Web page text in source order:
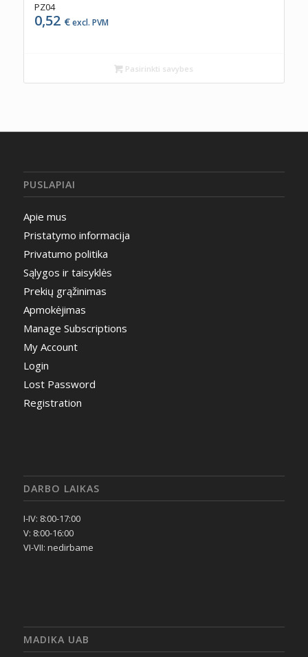
PZ04
0,52 €excl. PVM
Pasirinkti savybes
PUSLAPIAI
Apie mus
Pristatymo informacija
Privatumo politika
Sąlygos ir taisyklės
Prekių grąžinimas
Apmokėjimas
Manage Subscriptions
My Account
Login
Lost Password
Registration
DARBO LAIKAS
I-IV: 8:00-17:00
V: 8:00-16:00
VI-VII: nedirbame
MADIKA UAB